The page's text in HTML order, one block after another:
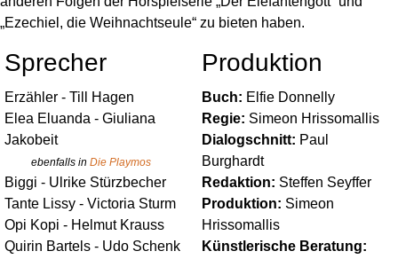
„Ezechiel, die Weihnachtseule“ zu bieten haben.
Sprecher
Erzähler - Till Hagen
Elea Eluanda - Giuliana
Jakobeit
ebenfalls in Die Playmos
Biggi - Ulrike Stürzbecher
Tante Lissy - Victoria Sturm
Opi Kopi - Helmut Krauss
Quirin Bartels - Udo Schenk
Produktion
Buch: Elfie Donnelly
Regie: Simeon Hrissomallis
Dialogschnitt: Paul
Burghardt
Redaktion: Steffen Seyffer
Produktion: Simeon
Hrissomallis
Künstlerische Beratung: